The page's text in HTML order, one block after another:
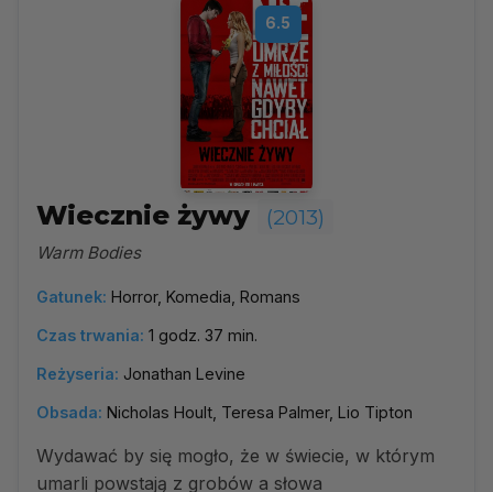
6.5
Wiecznie żywy (2013)
Warm Bodies
Gatunek: Horror, Komedia, Romans
Czas trwania: 1 godz. 37 min.
Reżyseria: Jonathan Levine
Obsada: Nicholas Hoult, Teresa Palmer, Lio Tipton
Wydawać by się mogło, że w świecie, w którym
umarli powstają z grobów a słowa